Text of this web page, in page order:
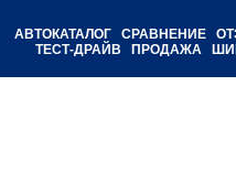
АВТОКАТАЛОГ СРАВНЕНИЕ
ТЕСТ-ДРАЙВ
ПРОДАЖА